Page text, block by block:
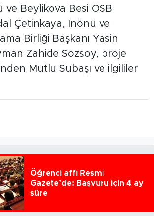
ve Beylikova Besi OSB
Çetinkaya, İnönü ve
Birliği Başkanı Yasin
Zahide Sözsoy, proje
Mutlu Subaşı ve ilgililer
Öğrenci affı Resmi
Gazete’de: Başvuru için 4 ay
süre